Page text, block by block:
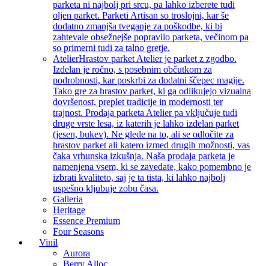
parketa ni najbolj pri srcu, pa lahko izberete tudi
oljen parket. Parketi Artisan so troslojni, kar še
dodatno zmanjša tveganje za poškodbe, ki bi
zahtevale obsežnejše popravilo parketa, večinom pa
so primerni tudi za talno gretje.
AtelierHrastov parket Atelier je parket z zgodbo.
Izdelan je ročno, s posebnim občutkom za
podrobnosti, kar poskrbi za dodatni ščepec magije.
Tako gre za hrastov parket, ki ga odlikujejo vizualna
dovršenost, preplet tradicije in modernosti ter
trajnost. Prodaja parketa Atelier pa vključuje tudi
druge vrste lesa, iz katerih je lahko izdelan parket
(jesen, bukev). Ne glede na to, ali se odločite za
hrastov parket ali katero izmed drugih možnosti, vas
čaka vrhunska izkušnja. Naša prodaja parketa je
namenjena vsem, ki se zavedate, kako pomembno je
izbrati kvaliteto, saj je ta tista, ki lahko najbolj
uspešno kljubuje zobu časa.
Galleria
Heritage
Essence Premium
Four Seasons
Vinil
Aurora
Berry Alloc